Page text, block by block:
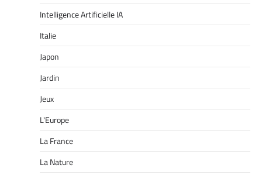
Intelligence Artificielle IA
Italie
Japon
Jardin
Jeux
L'Europe
La France
La Nature